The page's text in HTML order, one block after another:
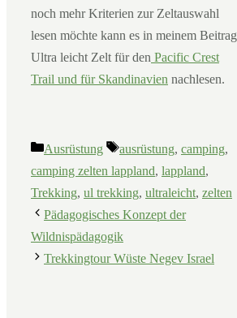
noch mehr Kriterien zur Zeltauswahl
lesen möchte kann es in meinem Beitrag
Ultra leicht Zelt für den Pacific Crest
Trail und für Skandinavien nachlesen.
Kategorien
Ausrüstung Schlagwörter
ausrüstung, camping,
camping zelten lappland, lappland,
Trekking, ul trekking, ultraleicht, zelten
Pädagogisches Konzept der
Wildnispädagogik
Trekkingtour Wüste Negev Israel